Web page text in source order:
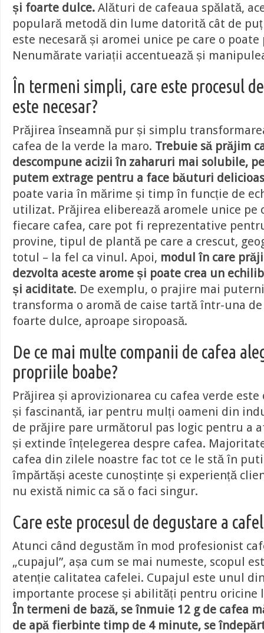
și foarte dulce. Alături de cafeaua spălată,
populară metodă din lume datorită cât de
este necesară și aromei unice pe care o poate
Nenumărate variații accentuează și
În termeni simpli, care este procesul
este necesar?
Prăjirea înseamnă pur și simplu
cafea de la verde la maro. Trebuie să prăjim
descompune acizii în zaharuri mai solubile,
putem extrage pentru a face băuturi
poate varia în mărime și timp în funcție de
utilizat. Prăjirea eliberează aromele unice pe
fiecare cafea, care pot fi reprezentative
provine, tipul de plantă pe care a crescut,
totul – la fel ca vinul. Apoi, modul în care
dezvolta aceste arome și poate crea un
și aciditate. De exemplu, o prajire mai
transforma o aromă de caise tartă într-una de
foarte dulce, aproape siropoasă.
De ce mai multe companii de cafea
propriile boabe?
Prăjirea și aprovizionarea cu cafea verde
și fascinantă, iar pentru mulți oameni din
de prăjire pare următorul pas logic pentru a
și extinde înțelegerea despre cafea.
cafea din zilele noastre fac tot ce le stă în
împărtăși aceste cunoștințe și experiență
nu există nimic ca să o faci singur.
Care este procesul de degustare a
Atunci când degustăm în mod profesionist
„cupajul”, așa cum se mai numeste, scopul
atenție calitatea cafelei. Cupajul este unul
importante procese și abilități pentru oricine
În termeni de bază, se înmuie 12 g de cafea
de apă fierbinte timp de 4 minute, se